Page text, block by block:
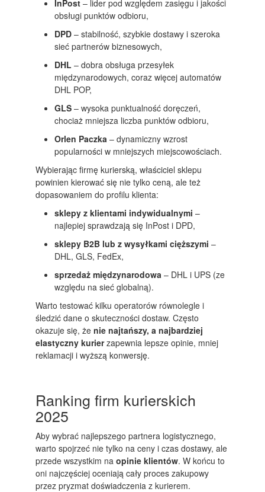
InPost – lider pod względem zasięgu i jakości
obsługi punktów odbioru,
DPD – stabilność, szybkie dostawy i szeroka
sieć partnerów biznesowych,
DHL – dobra obsługa przesyłek
międzynarodowych, coraz więcej automatów
DHL POP,
GLS – wysoka punktualność doręczeń,
chociaż mniejsza liczba punktów odbioru,
Orlen Paczka – dynamiczny wzrost
popularności w mniejszych miejscowościach.
Wybierając firmę kurierską, właściciel sklepu
powinien kierować się nie tylko ceną, ale też
dopasowaniem do profilu klienta:
sklepy z klientami indywidualnymi –
najlepiej sprawdzają się InPost i DPD,
sklepy B2B lub z wysyłkami cięższymi –
DHL, GLS, FedEx,
sprzedaż międzynarodowa – DHL i UPS (ze
względu na sieć globalną).
Warto testować kilku operatorów równolegle i
śledzić dane o skuteczności dostaw. Często
okazuje się, że nie najtańszy, a najbardziej
elastyczny kurierzapewnia lepsze opinie, mniej
reklamacji i wyższą konwersję.
Ranking firm kurierskich
2025
Aby wybrać najlepszego partnera logistycznego,
warto spojrzeć nie tylko na ceny i czas dostawy, ale
przede wszystkim na opinie klientów. W końcu to
oni najczęściej oceniają cały proces zakupowy
przez pryzmat doświadczenia z kurierem.